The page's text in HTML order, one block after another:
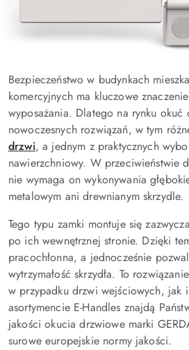
Bezpieczeństwo w budynkach
komercyjnych ma kluczowe
wyposażania. Dlatego na rynku okuć
nowoczesnych rozwiązań, w tym
drzwi, a jednym z praktycznych
nawierzchniowy. W przeciwieństwie
nie wymaga on wykonywania
metalowym ani drewnianym skrzydle.
Tego typu zamki montuje się
po ich wewnętrznej stronie. Dzięki
pracochłonna, a jednocześnie
wytrzymałość skrzydła. To
w przypadku drzwi wejściowych, jak
asortymencie E-Handles znajdą
jakości okucia drzwiowe marki
surowe europejskie normy jakości.